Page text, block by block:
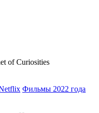
of Curiosities
Фильмы 2022 года